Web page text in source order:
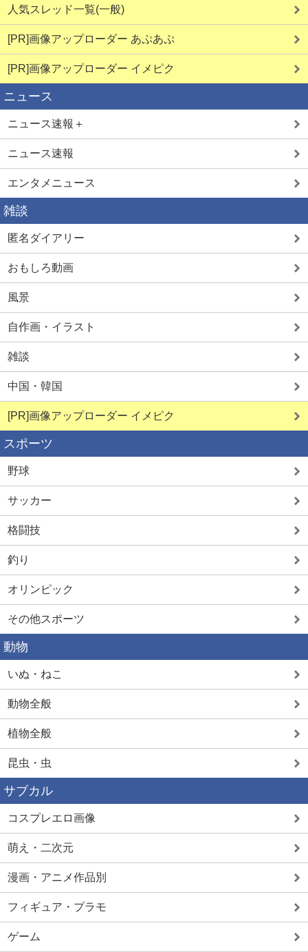
人気スレッド一覧(一般)
[PR]画像アップローダー あぷあぷ
[PR]画像アップローダー イメピク
ニュース
ニュース速報＋
ニュース速報
エンタメニュース
雑談
匿名ダイアリー
おもしろ動画
風景
自作画・イラスト
雑談
中国・韓国
[PR]画像アップローダー イメピク
スポーツ
野球
サッカー
格闘技
釣り
オリンピック
その他スポーツ
動物
いぬ・ねこ
動物全般
植物全般
昆虫・虫
サブカル
コスプレエロ画像
萌え・二次元
漫画・アニメ作品別
フィギュア・プラモ
ゲーム